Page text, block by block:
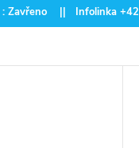
|| Infolinka